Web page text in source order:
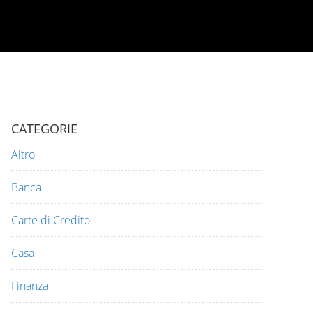
CATEGORIE
Altro
Banca
Carte di Credito
Casa
Finanza